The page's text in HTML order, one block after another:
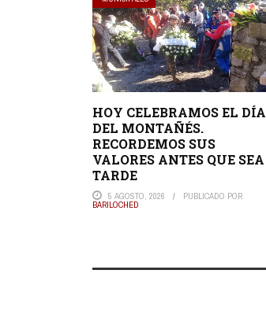
HOY CELEBRAMOS EL DÍA
DEL MONTAÑÉS.
RECORDEMOS SUS
VALORES ANTES QUE SEA
TARDE
5 AGOSTO, 2026 PUBLICADO POR
BARILOCHED